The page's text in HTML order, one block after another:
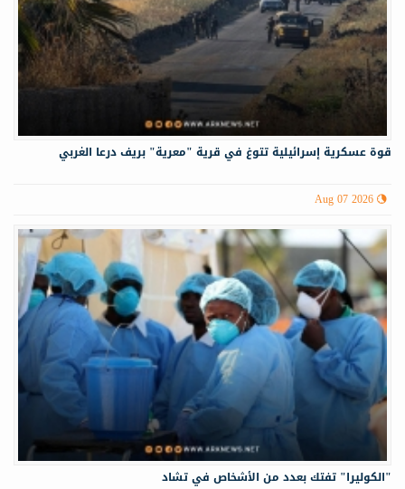
قوة عسكرية إسرائيلية تتوغ في قرية "معرية" بريف درعا الغربي
Aug 07 2026
"الكوليرا" تفتك بعدد من الأشخاص في تشاد